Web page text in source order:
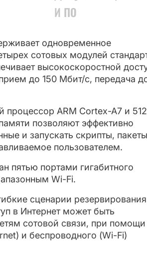
И ПО
одновременное
сотовых модулей
высокоскоростной
до 150 Мбит/с, передача
процессор ARM Cortex-A7 и 512
позволяют эффективно
и запускать скрипты,
пользователем.
пятью портами гигабитного
Wi-Fi.
сценарии резервирования
в Интернет может быть
сотовой связи, при помощи
и беспроводного (Wi-Fi)